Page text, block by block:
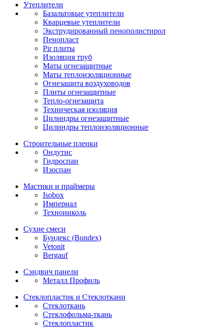
Утеплители
Базальтовые утеплители
Кварцевые утеплители
Экструдированный пенополистирол
Пенопласт
Pir плиты
Изоляция труб
Маты огнезащитные
Маты теплоизоляционные
Огнезащита воздуховодов
Плиты огнезащитные
Тепло-огнезащита
Техническая изоляция
Цилиндры огнезащитные
Цилиндры теплоизоляционные
Строительные пленки
Ондутис
Гидроспан
Изоспан
Мастики и праймеры
Isobox
Империал
Технониколь
Сухие смеси
Бундекс (Bundex)
Vetonit
Bergauf
Сэндвич панели
Металл Профиль
Стеклопластик и Стеклоткани
Стеклоткань
Стеклофольма-ткань
Стеклопластик